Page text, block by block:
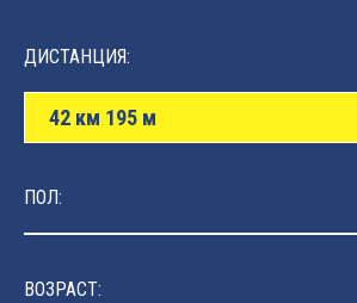
ДИСТАНЦИЯ:
42 км 195 м
ПОЛ:
ВОЗРАСТ: